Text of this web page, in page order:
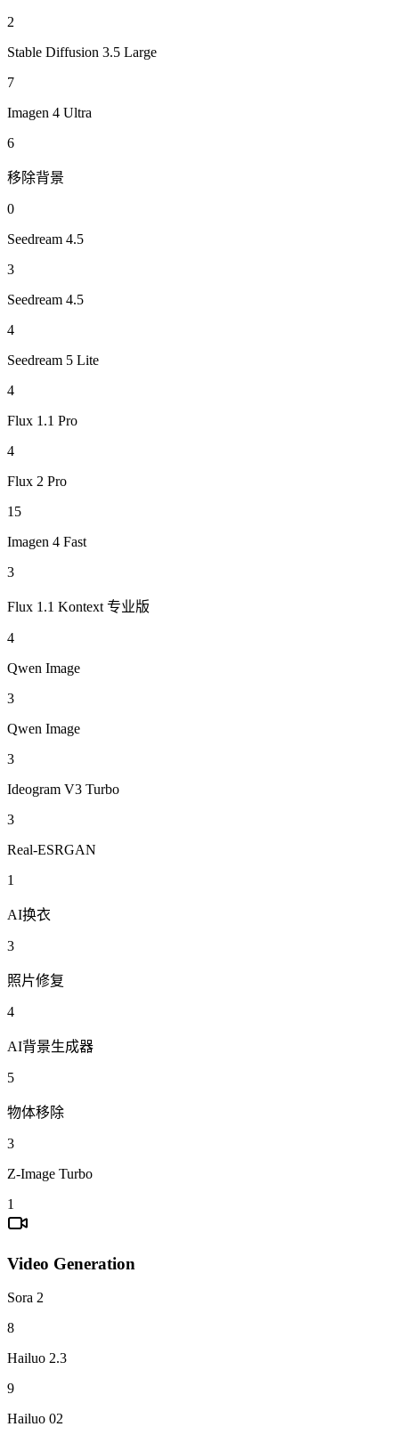
2
Stable Diffusion 3.5 Large
7
Imagen 4 Ultra
6
移除背景
0
Seedream 4.5
3
Seedream 4.5
4
Seedream 5 Lite
4
Flux 1.1 Pro
4
Flux 2 Pro
15
Imagen 4 Fast
3
Flux 1.1 Kontext 专业版
4
Qwen Image
3
Qwen Image
3
Ideogram V3 Turbo
3
Real-ESRGAN
1
AI换衣
3
照片修复
4
AI背景生成器
5
物体移除
3
Z-Image Turbo
1
Video Generation
Sora 2
8
Hailuo 2.3
9
Hailuo 02